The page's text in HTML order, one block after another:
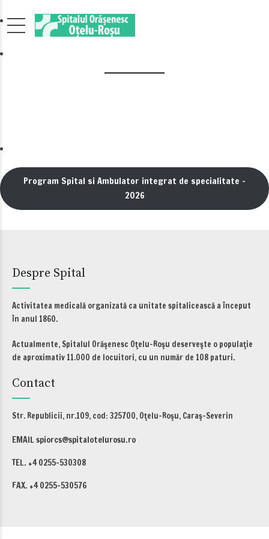
Program Spital si Ambulator integrat de specialitate –
2026
Despre Spital
Activitatea medicală organizată ca unitate spitalicească a început
în anul 1860.
Actualmente, Spitalul Orăşenesc Oţelu-Roşu deserveşte o populaţie
de aproximativ 11.000 de locuitori, cu un număr de 108 paturi.
Contact
Str. Republicii, nr.109, cod: 325700, Oţelu-Roşu, Caraş-Severin
EMAIL spiorcs@spitalotelurosu.ro
TEL. +4 0255-530308
FAX. +4 0255-530576